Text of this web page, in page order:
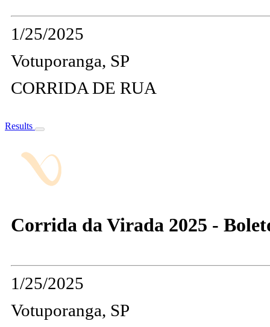
1/25/2025
Votuporanga, SP
CORRIDA DE RUA
Results
Corrida da Virada 2025 -
1/25/2025
Votuporanga, SP